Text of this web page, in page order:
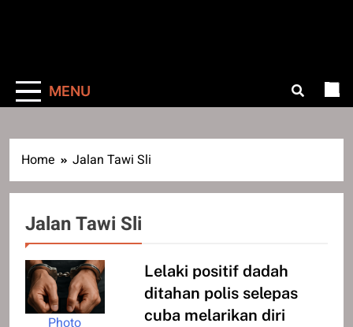
MENU
Home Jalan Tawi Sli
Jalan Tawi Sli
Photo
Lelaki positif dadah
ditahan polis selepas
cuba melarikan diri